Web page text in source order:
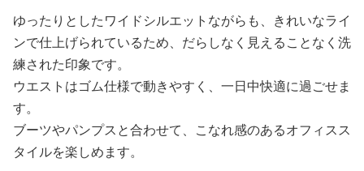
ゆったりとしたワイドシルエットながらも、きれいなライ
ンで仕上げられているため、だらしなく見えることなく洗
練された印象です。
ウエストはゴム仕様で動きやすく、一日中快適に過ごせま
す。
ブーツやパンプスと合わせて、こなれ感のあるオフィスス
タイルを楽しめます。